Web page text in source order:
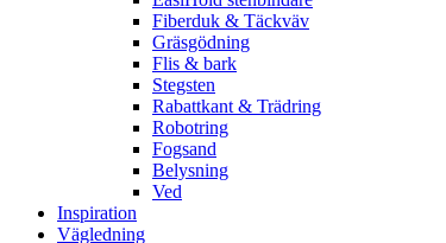
Fiberduk & Täckväv
Gräsgödning
Flis & bark
Stegsten
Rabattkant & Trädring
Robotring
Fogsand
Belysning
Ved
Inspiration
Vägledning